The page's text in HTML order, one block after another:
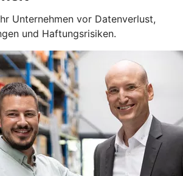
Unternehmen vor Datenverlust,
und Haftungsrisiken.